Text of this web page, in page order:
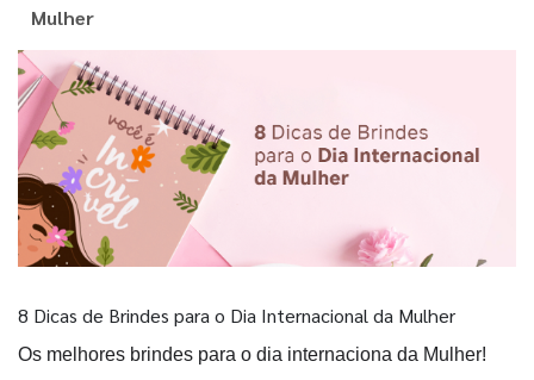
Mulher
8 Dicas de Brindes para o Dia Internacional da Mulher
Os melhores brindes para o dia internaciona da Mulher!